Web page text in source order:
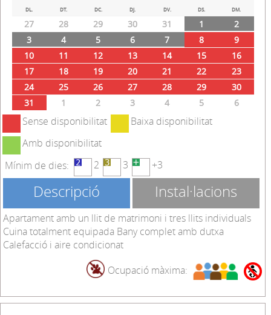
Prev Next
DL. DT. DC. DJ. DV. DS. DM.
27 28 29 30 31 1
2
3
4 5 6 7 8
9
10
11 12 13 14 15
16
17
18 19 20 21 22
23
24
25 26 27 28 29
30
31
1 2 3 4 5 6
Sense disponibilitat
Baixa disponibilitat
Amb disponibilitat
Mínim de dies:
2 3 +3
Descripció Instal·lacions
Apartament amb un llit de matrimoni i tres llits individuals
Cuina totalment equipada Bany complet amb dutxa
Calefacció i aire condicionat
Ocupació màxima: